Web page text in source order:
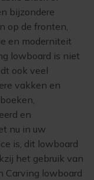
bijzondere
op de fronten,
en moderniteit
lowboard is niet
ook veel
vakken en
en
nu in uw
is, dit lowboard
het gebruik van
Carving lowboard